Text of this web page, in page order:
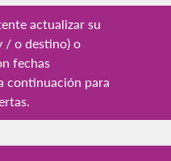
actualizar su
/ o destino) o
fechas
continuación para